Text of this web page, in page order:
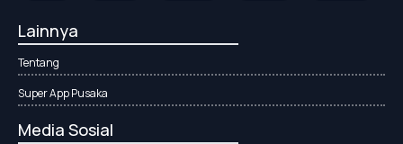
Lainnya
Tentang
Super App Pusaka
Media Sosial